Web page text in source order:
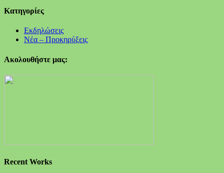
Kατηγορίες
Εκδηλώσεις
Νέα – Προκηρύξεις
Ακολουθήστε μας:
Recent Works